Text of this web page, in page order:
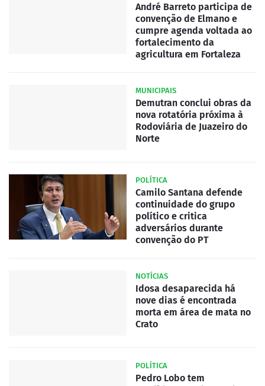
André Barreto participa de
convenção de Elmano e
cumpre agenda voltada ao
fortalecimento da
agricultura em Fortaleza
MUNICIPAIS
Demutran conclui obras da
nova rotatória próxima à
Rodoviária de Juazeiro do
Norte
POLÍTICA
Camilo Santana defende
continuidade do grupo
político e critica
adversários durante
convenção do PT
NOTÍCIAS
Idosa desaparecida há
nove dias é encontrada
morta em área de mata no
Crato
POLÍTICA
Pedro Lobo tem